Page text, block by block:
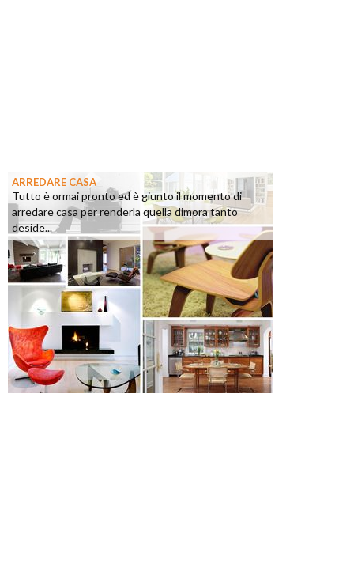
ARREDARE CASA
Tutto è ormai pronto ed è giunto il momento di
arredare casa per renderla quella dimora tanto
deside...